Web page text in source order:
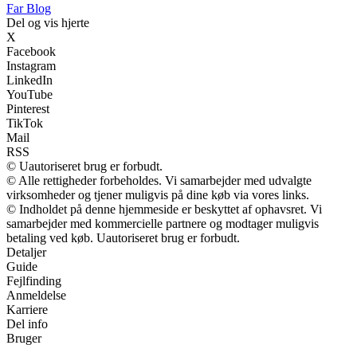
Far Blog
Del og vis hjerte
X
Facebook
Instagram
LinkedIn
YouTube
Pinterest
TikTok
Mail
RSS
© Uautoriseret brug er forbudt.
© Alle rettigheder forbeholdes. Vi samarbejder med udvalgte
virksomheder og tjener muligvis på dine køb via vores links.
© Indholdet på denne hjemmeside er beskyttet af ophavsret. Vi
samarbejder med kommercielle partnere og modtager muligvis
betaling ved køb. Uautoriseret brug er forbudt.
Detaljer
Guide
Fejlfinding
Anmeldelse
Karriere
Del info
Bruger